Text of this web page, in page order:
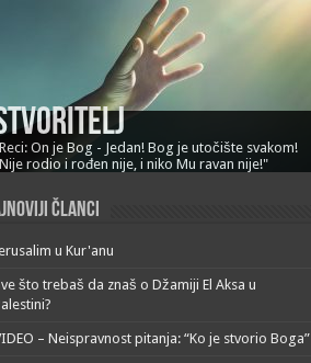
Reci: On je Bog - Jedan! Bog je utočište svakom!
Nije rodio i rođen nije, i niko Mu ravan nije!"
članci
u Kur'anu
što trebaš da znaš o Džamiji El Aksa u
– Neispravnost pitanja: “Ko je stvorio Boga”